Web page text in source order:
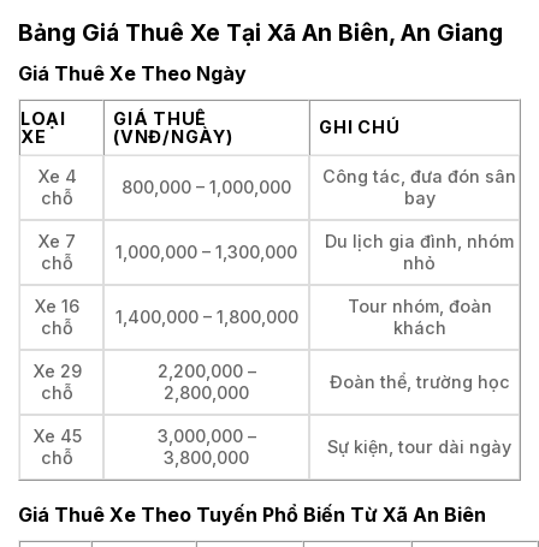
Bảng Giá Thuê Xe Tại Xã An Biên, An Giang
Giá Thuê Xe Theo Ngày
LOẠI
XE
GIÁ THUÊ
(VNĐ/NGÀY)
GHI CHÚ
Xe 4
chỗ
800,000 – 1,000,000
Công tác, đưa đón sân
bay
Xe 7
chỗ
1,000,000 – 1,300,000
Du lịch gia đình, nhóm
nhỏ
Xe 16
chỗ
1,400,000 – 1,800,000
Tour nhóm, đoàn
khách
Xe 29
chỗ
2,200,000 –
2,800,000
Đoàn thể, trường học
Xe 45
chỗ
3,000,000 –
3,800,000
Sự kiện, tour dài ngày
Giá Thuê Xe Theo Tuyến Phổ Biến Từ Xã An Biên